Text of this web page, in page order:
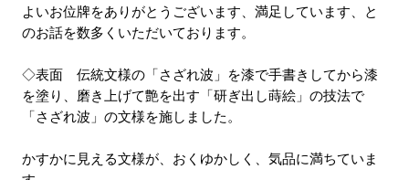
よいお位牌をありがとうございます、満足しています、と
のお話を数多くいただいております。
◇表面 伝統文様の「さざれ波」を漆で手書きしてから漆
を塗り、磨き上げて艶を出す「研ぎ出し蒔絵」の技法で
「さざれ波」の文様を施しました。
かすかに見える文様が、おくゆかしく、気品に満ちていま